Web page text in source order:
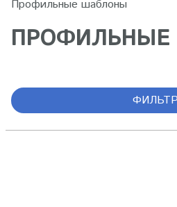
Профильные шаблоны
ФИЛЬТР